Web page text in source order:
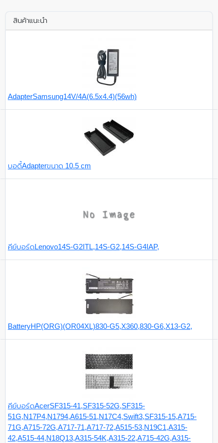
สินค้าแนะนำ
AdapterSamsung14V/4A(6.5x4.4)(56wh)
บอดี้Adapterขนาด 10.5 cm
คีย์บอร์ดLenovo14S-G2ITL,14S-G2,14S-G4IAP,
BatteryHP(ORG)(OR04XL)830-G5,X360,830-G6,X13-G2,
คีย์บอร์ดAcerSF315-41,SF315-52G,SF315-
51G,N17P4,N1794,A615-51,N17C4,Swift3,SF315-15,A715-
71G,A715-72G,A717-71,A717-72,A515-53,N19C1,A315-
42,A515-44,N18Q13,A315-54K,A315-22,A715-42G,A315-